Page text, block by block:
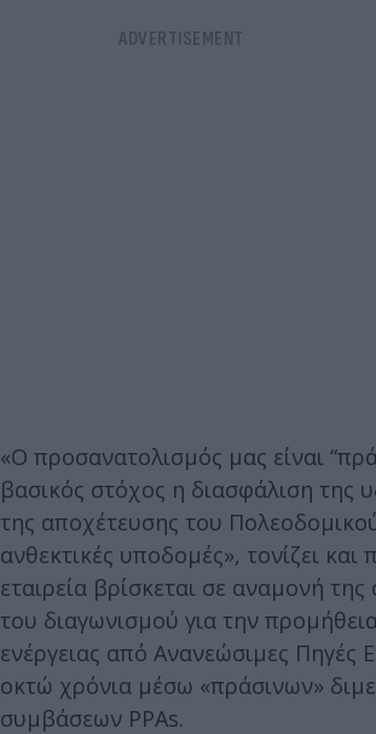
«Ο προσανατολισμός μας είναι
βασικός στόχος η διασφάλιση της
της αποχέτευσης του
ανθεκτικές υποδομές», τονίζει και
εταιρεία βρίσκεται σε αναμονή
του διαγωνισμού για την
ενέργειας από Ανανεώσιμες Πηγές
οκτώ χρόνια μέσω «πράσινων»
συμβάσεων PPAs.